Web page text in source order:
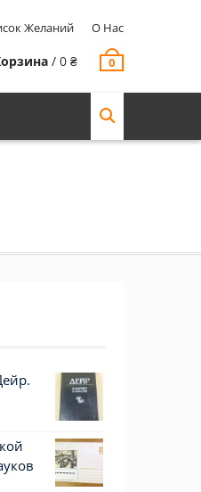
Желаний О Нас
/ 0 ₴ 0